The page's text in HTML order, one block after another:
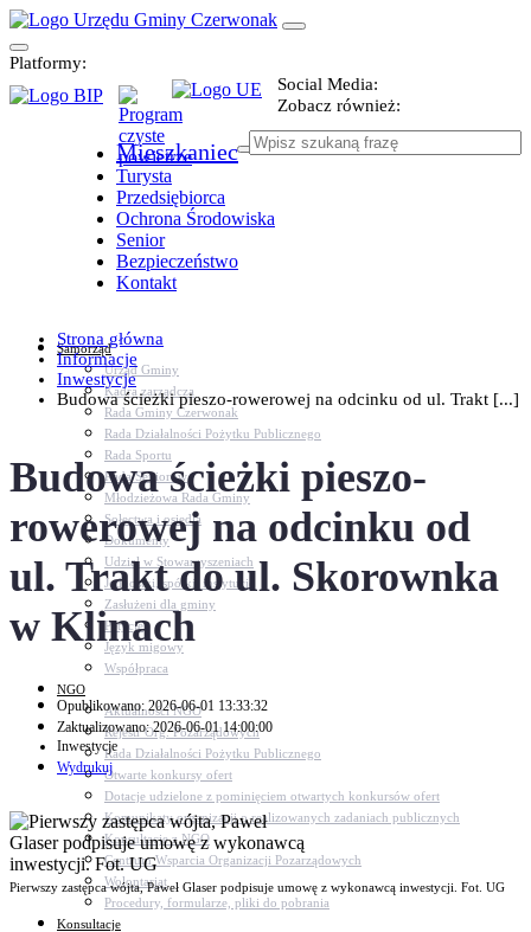
Platformy:
Social Media:
Zobacz również:
Mieszkaniec
Turysta
Przedsiębiorca
Ochrona Środowiska
Senior
Bezpieczeństwo
Kontakt
Samorząd
Urząd Gminy
Kadra zarządcza
Rada Gminy Czerwonak
Rada Działalności Pożytku Publicznego
Rada Sportu
Rada Seniorów
Młodzieżowa Rada Gminy
Sołectwa i osiedla
Dokumenty
Udział w Stowarzyszeniach
Jednostki, spółki, instytucje
Zasłużeni dla gminy
Petycje
Język migowy
Współpraca
NGO
Aktualności NGO
Rejestr Org. Pozarządowych
Rada Działalności Pożytku Publicznego
Otwarte konkursy ofert
Dotacje udzielone z pominięciem otwartych konkursów ofert
Komunikaty organizacji o realizowanych zadaniach publicznych
Konsultacje z NGO
Centrum Wsparcia Organizacji Pozarządowych
Wolontariat
Procedury, formularze, pliki do pobrania
Konsultacje
Strona główna
Informacje
Inwestycje
Budowa ścieżki pieszo-rowerowej na odcinku od ul. Trakt [...]
Budowa ścieżki pieszo-
rowerowej na odcinku od
ul. Trakt do ul. Skorownka
w Klinach
Opublikowano: 2026-06-01 13:33:32
Zaktualizowano: 2026-06-01 14:00:00
Inwestycje
Wydrukuj
Pierwszy zastępca wójta, Paweł Glaser podpisuje umowę z wykonawcą inwestycji. Fot. UG